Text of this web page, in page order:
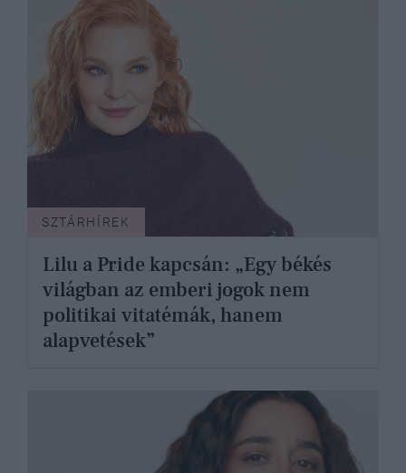
SZTÁRHÍREK
Lilu a Pride kapcsán: „Egy békés
világban az emberi jogok nem
politikai vitatémák, hanem
alapvetések”